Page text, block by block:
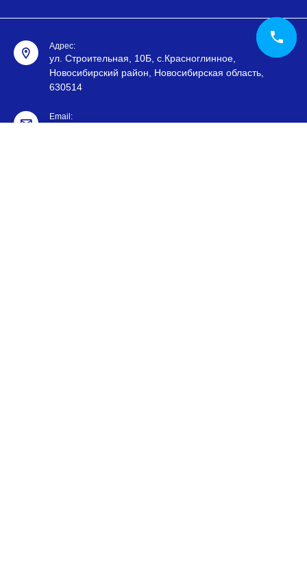
Адрес:
ул. Строительная, 10Б, с.Красноглинное,
Новосибирский район, Новосибирская область,
630514
Email:
phone